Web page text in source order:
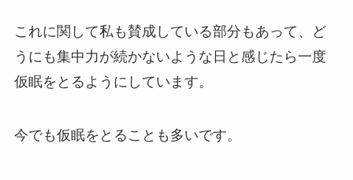
これに関して私も賛成している部分もあって、ど
うにも集中力が続かないような日と感じたら一度
仮眠をとるようにしています。
今でも仮眠をとることも多いです。